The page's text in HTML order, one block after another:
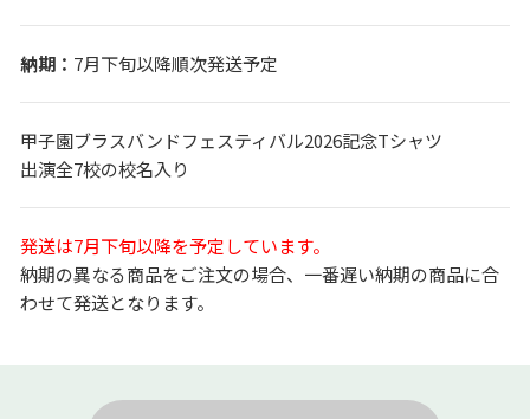
7月下旬以降順次発送予定
甲子園ブラスバンドフェスティバル2026記念Tシャツ
出演全7校の校名入り
発送は7月下旬以降を予定しています。
納期の異なる商品をご注文の場合、一番遅い納期の商品に合
わせて発送となります。